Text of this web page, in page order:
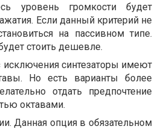
уровень громкости будет
Если данный критерий не
на пассивном типе.
стоить дешевле.
исключения синтезаторы имеют
Но есть варианты более
отдать предпочтение
октавами.
Данная опция в обязательном